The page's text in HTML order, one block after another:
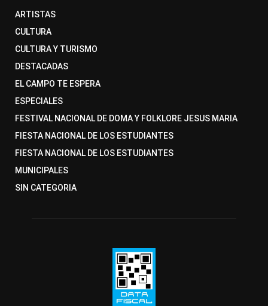
ARTISTAS
CULTURA
CULTURA Y TURISMO
DESTACADAS
EL CAMPO TE ESPERA
ESPECIALES
FESTIVAL NACIONAL DE DOMA Y FOLKLORE JESUS MARIA
FIESTA NACIONAL DE LOS ESTUDIANTES
FIESTA NACIONAL DE LOS ESTUDIANTES
MUNICIPALES
SIN CATEGORIA